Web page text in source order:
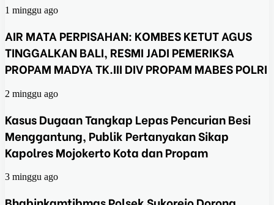
1 minggu ago
AIR MATA PERPISAHAN: KOMBES KETUT AGUS
TINGGALKAN BALI, RESMI JADI PEMERIKSA
PROPAM MADYA TK.III DIV PROPAM MABES POLRI
2 minggu ago
Kasus Dugaan Tangkap Lepas Pencurian Besi
Menggantung, Publik Pertanyakan Sikap
Kapolres Mojokerto Kota dan Propam
3 minggu ago